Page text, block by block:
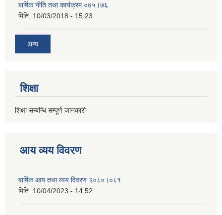
बार्षिक नीति तथा कार्यक्रम ०७५।७६
मिति: 10/03/2018 - 15:23
अन्य
शिक्षा
शिक्षा सम्बन्धि सम्पूर्ण जानकारी
आय व्यय विवरण
वार्षिक आय तथा व्यय विवरण २०८०।०८१
मिति: 10/04/2023 - 14:52